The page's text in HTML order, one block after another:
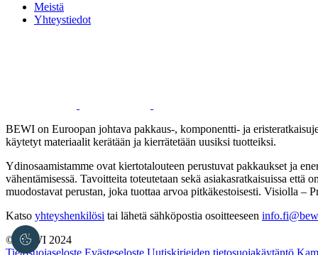
Meistä
Yhteystiedot
BEWI on Euroopan johtava pakkaus-, komponentti- ja
käytetyt materiaalit kerätään ja kierrätetään uusiksi tuotteiksi.
Ydinosaamistamme ovat kiertotalouteen perustuvat pakkaukset ja
vähentämisessä. Tavoitteita toteutetaan sekä asiakasratkaisuissa
muodostavat perustan, joka tuottaa arvoa pitkäkestoisesti. Visiolla
Katso yhteyshenkilösi tai lähetä sähköpostia osoitteeseen
© BEWI 2024